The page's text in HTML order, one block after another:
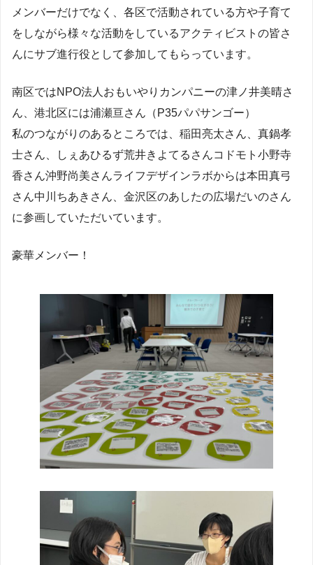
メンバーだけでなく、各区で活動されている方や子育て
をしながら様々な活動をしているアクティビストの皆さ
んにサブ進行役として参加してもらっています。
南区ではNPO法人おもいやりカンパニーの津ノ井美晴さ
ん、港北区には浦瀬亘さん（P35パパサンゴー）
私のつながりのあるところでは、稲田亮太さん、真鍋孝
士さん、しぇあひるず荒井きよてるさんコドモト小野寺
香さん沖野尚美さんライフデザインラボからは本田真弓
さん中川ちあきさん、金沢区のあしたの広場だいのさん
に参画していただいています。
豪華メンバー！